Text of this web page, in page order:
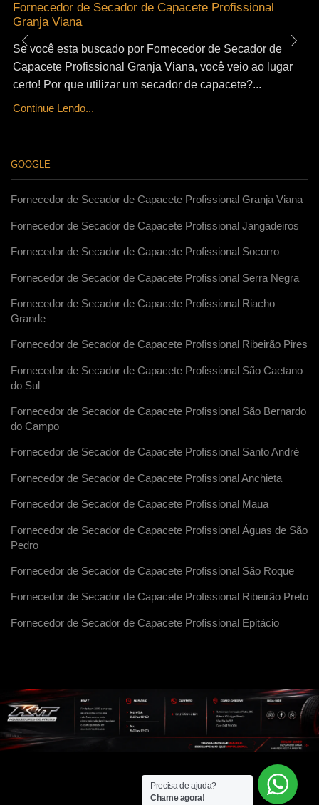
Fornecedor de Secador de Capacete Profissional
Granja Viana
Se você esta buscado por Fornecedor de Secador de
Capacete Profissional Granja Viana, você veio ao lugar
certo! Por que utilizar um secador de capacete?...
Continue Lendo...
GOOGLE
Fornecedor de Secador de Capacete Profissional Granja Viana
Fornecedor de Secador de Capacete Profissional Jangadeiros
Fornecedor de Secador de Capacete Profissional Socorro
Fornecedor de Secador de Capacete Profissional Serra Negra
Fornecedor de Secador de Capacete Profissional Riacho
Grande
Fornecedor de Secador de Capacete Profissional Ribeirão Pires
Fornecedor de Secador de Capacete Profissional São Caetano
do Sul
Fornecedor de Secador de Capacete Profissional São Bernardo
do Campo
Fornecedor de Secador de Capacete Profissional Santo André
Fornecedor de Secador de Capacete Profissional Anchieta
Fornecedor de Secador de Capacete Profissional Maua
Fornecedor de Secador de Capacete Profissional Águas de São
Pedro
Fornecedor de Secador de Capacete Profissional São Roque
Fornecedor de Secador de Capacete Profissional Ribeirão Preto
Fornecedor de Secador de Capacete Profissional Epitácio
Precisa de ajuda?
Chame agora!